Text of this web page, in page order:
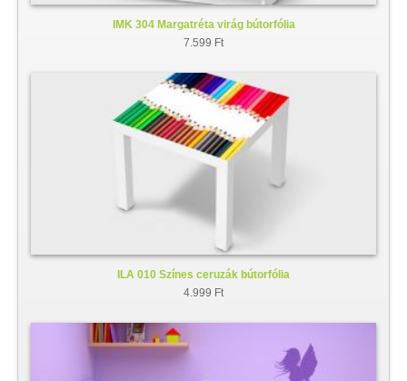
IMK 304 Margatréta virág bútorfólia
7.599 Ft
ILA 010 Színes ceruzák bútorfólia
4.999 Ft